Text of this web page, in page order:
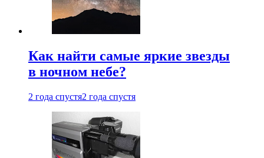
Как найти самые яркие звезды
в ночном небе?
2 года спустя2 года спустя